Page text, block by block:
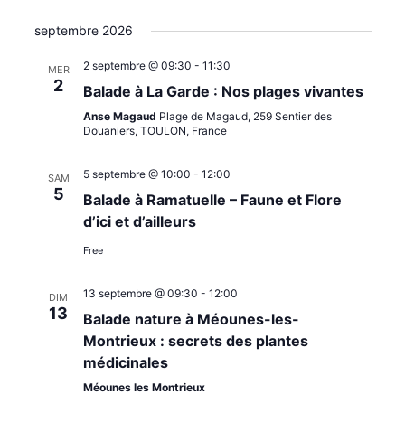
septembre 2026
MER
2
2 septembre @ 09:30 - 11:30
Balade à La Garde : Nos plages vivantes
Anse Magaud Plage de Magaud, 259 Sentier des
Douaniers, TOULON, France
SAM
5
5 septembre @ 10:00 - 12:00
Balade à Ramatuelle – Faune et Flore
d’ici et d’ailleurs
Free
DIM
13
13 septembre @ 09:30 - 12:00
Balade nature à Méounes-les-
Montrieux : secrets des plantes
médicinales
Méounes les Montrieux